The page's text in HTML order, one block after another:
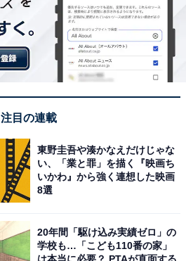
注目の連載
東野圭吾や湊かなえだけじゃな
い、「業と罪」を描く『映画ち
いかわ』から強く連想した映画
8選
20年間「駆け込み実績ゼロ」の
学校も…「こども110番の家」